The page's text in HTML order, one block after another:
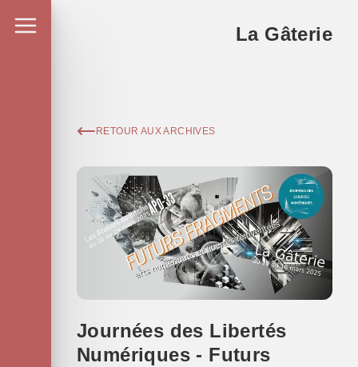
La Gâterie
RETOUR AUX ARCHIVES
Journées des Libertés
Numériques - Futurs